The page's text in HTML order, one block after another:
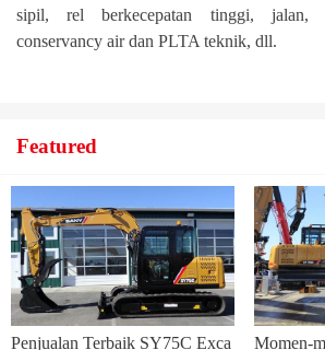
sipil, rel berkecepatan tinggi, jalan,
conservancy air dan PLTA teknik, dll.
Featured
Penjualan Terbaik SY75C Exca Momen-